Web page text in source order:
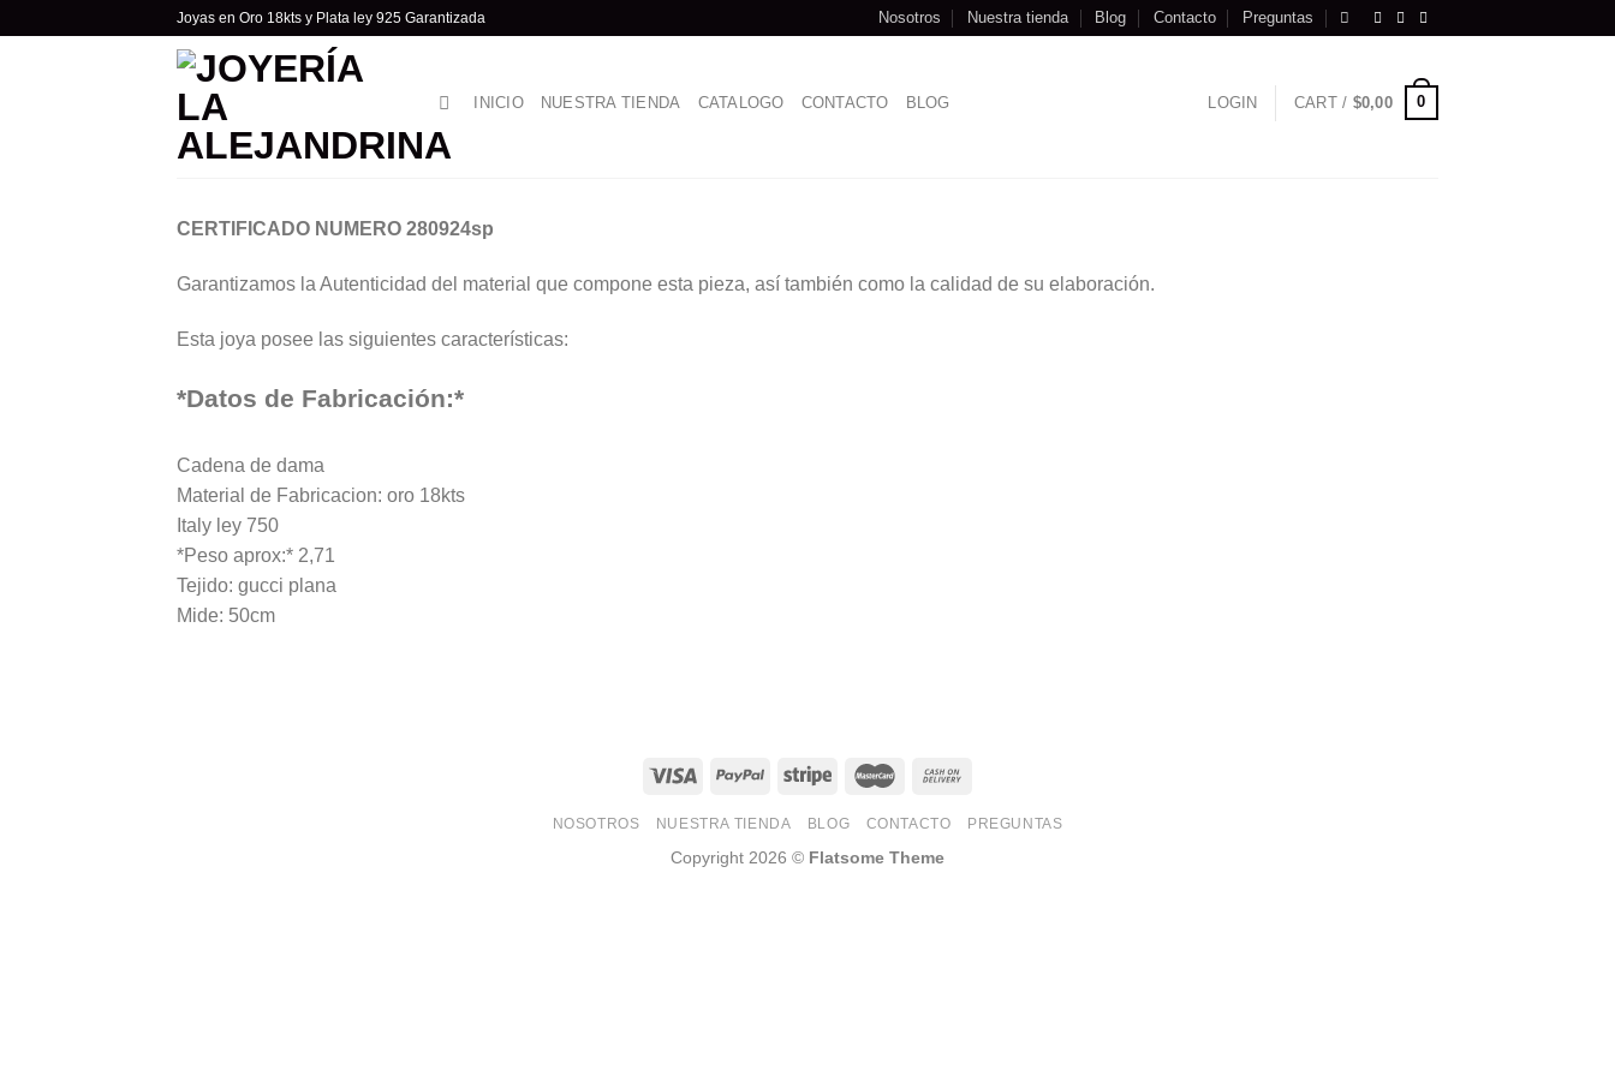
Joyas en Oro 18kts y Plata ley 925 Garantizada Nosotros Nuestra tienda Blog Contacto Preguntas
INICIO NUESTRA TIENDA CATALOGO CONTACTO BLOG LOGIN CART / $0,00 0
CERTIFICADO NUMERO 280924sp
Garantizamos la Autenticidad del material que compone esta pieza, así también como la calidad de su elaboración.
Esta joya posee las siguientes características:
*Datos de Fabricación:*
Cadena de dama
Material de Fabricacion: oro 18kts
Italy ley 750
*Peso aprox:* 2,71
Tejido: gucci plana
Mide: 50cm
NOSOTROS NUESTRA TIENDA BLOG CONTACTO PREGUNTAS
Copyright 2026 © Flatsome Theme